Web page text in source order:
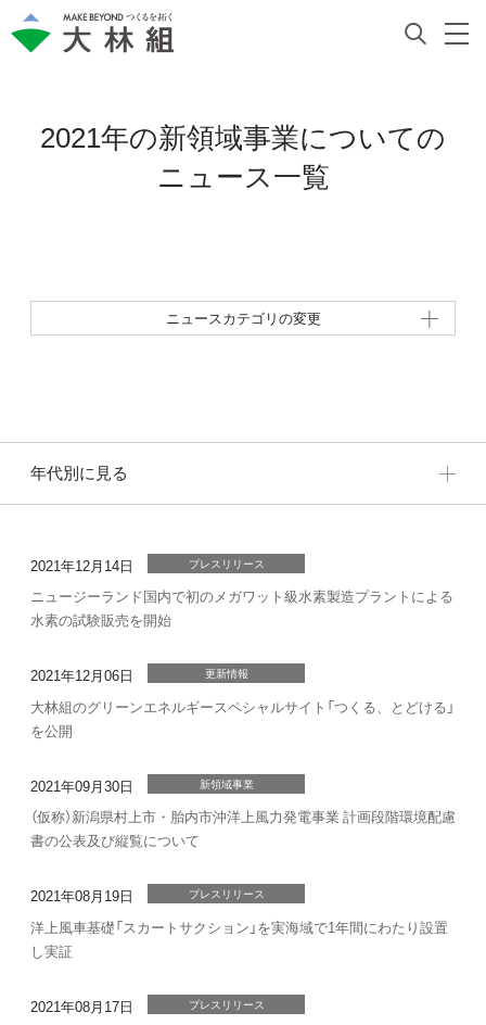
2021年の新領域事業についての
ニュース一覧
ニュースカテゴリの変更
年代別に見る
2021年12月14日 プレスリリース
ニュージーランド国内で初のメガワット級水素製造プラントによる
水素の試験販売を開始
2021年12月06日 更新情報
大林組のグリーンエネルギースペシャルサイト「つくる、とどける」
を公開
2021年09月30日 新領域事業
（仮称）新潟県村上市・胎内市沖洋上風力発電事業 計画段階環境配慮
書の公表及び縦覧について
2021年08月19日 プレスリリース
洋上風車基礎「スカートサクション」を実海域で1年間にわたり設置
し実証
2021年08月17日 プレスリリース